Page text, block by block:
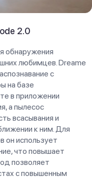
2.0
обнаружения
любимцев. Dreame
с
на базе
в приложении
а пылесос
всасывания и
к ним. Для
он использует
что повышает
позволяет
с повышенным